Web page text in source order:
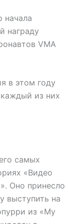
начала
награду
VMA
в этом году
каждый из них
самых
«Видео
Оно принесло
выступить на
из «My